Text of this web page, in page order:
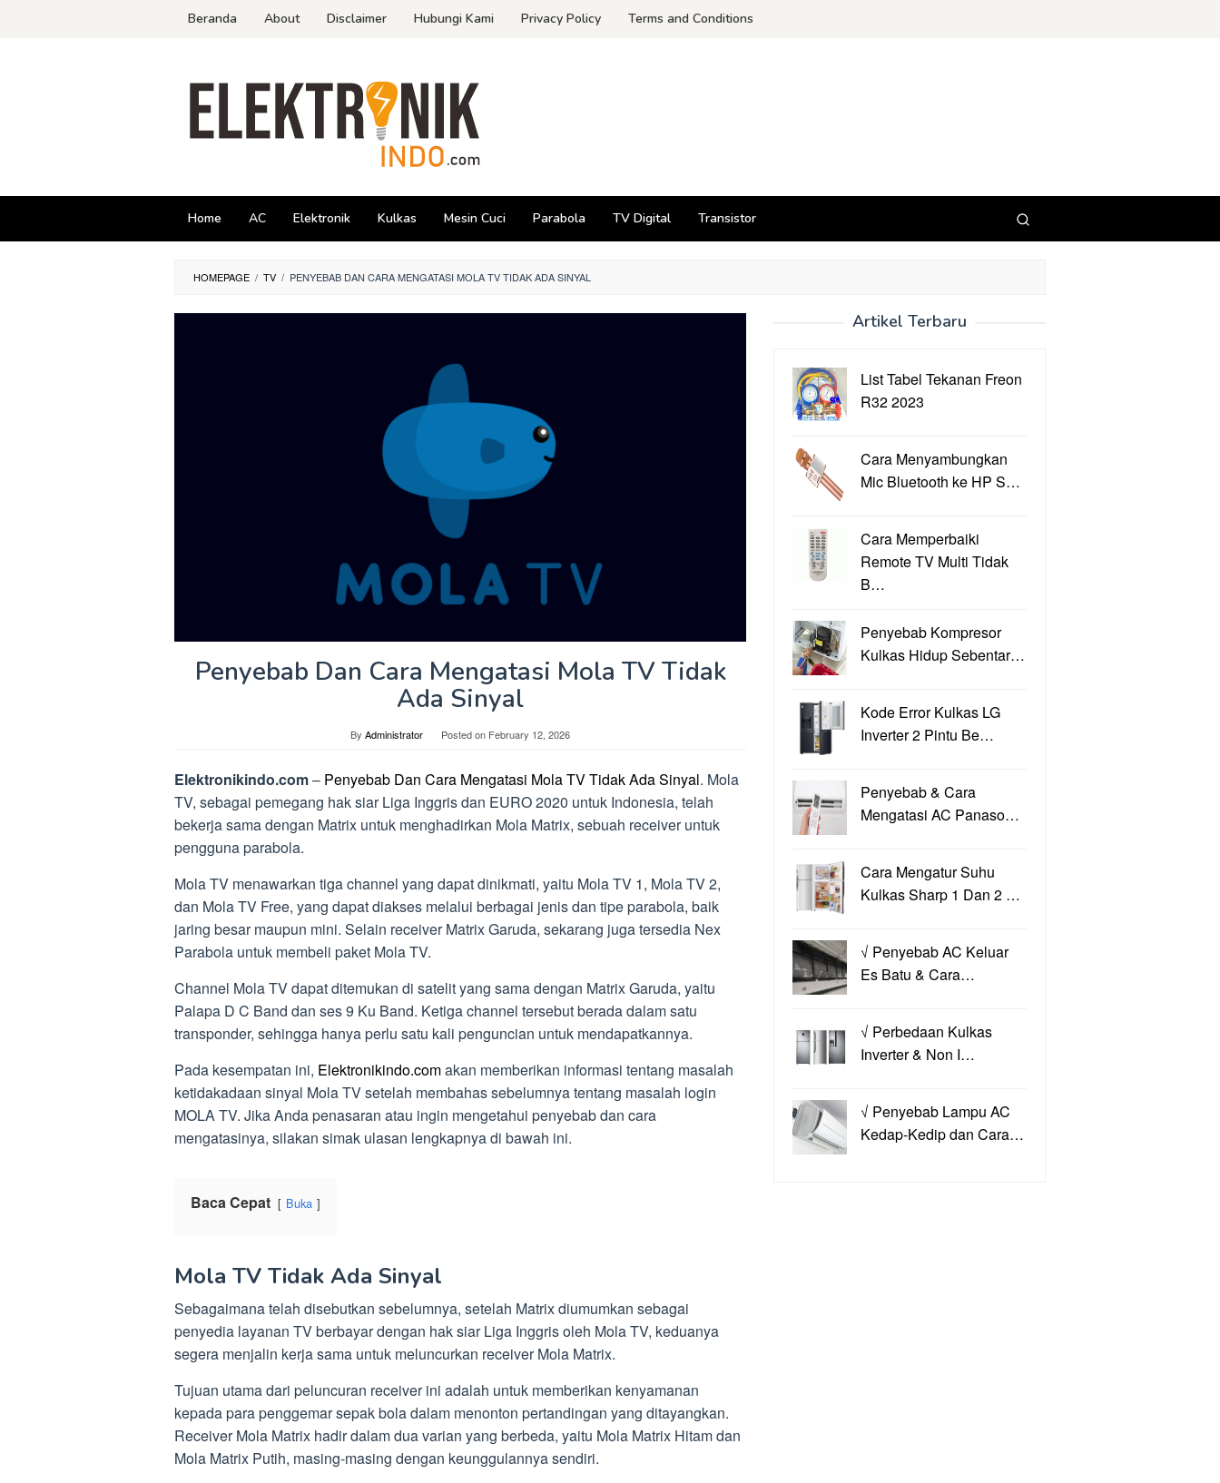
Beranda About Disclaimer Hubungi Kami Privacy Policy Terms and Conditions
Home AC Elektronik Kulkas Mesin Cuci Parabola TV Digital Transistor
HOMEPAGE / TV / PENYEBAB DAN CARA MENGATASI MOLA TV TIDAK ADA SINYAL
Penyebab Dan Cara Mengatasi Mola TV Tidak
Ada Sinyal
By Administrator Posted on February 12, 2026
Elektronikindo.com– Penyebab Dan Cara Mengatasi Mola TV Tidak Ada Sinyal. Mola
TV, sebagai pemegang hak siar Liga Inggris dan EURO 2020 untuk Indonesia, telah
bekerja sama dengan Matrix untuk menghadirkan Mola Matrix, sebuah receiver untuk
pengguna parabola.
Mola TV menawarkan tiga channel yang dapat dinikmati, yaitu Mola TV 1, Mola TV 2,
dan Mola TV Free, yang dapat diakses melalui berbagai jenis dan tipe parabola, baik
jaring besar maupun mini. Selain receiver Matrix Garuda, sekarang juga tersedia Nex
Parabola untuk membeli paket Mola TV.
Channel Mola TV dapat ditemukan di satelit yang sama dengan Matrix Garuda, yaitu
Palapa D C Band dan ses 9 Ku Band. Ketiga channel tersebut berada dalam satu
transponder, sehingga hanya perlu satu kali penguncian untuk mendapatkannya.
Pada kesempatan ini, Elektronikindo.comakan memberikan informasi tentang masalah
ketidakadaan sinyal Mola TV setelah membahas sebelumnya tentang masalah login
MOLA TV. Jika Anda penasaran atau ingin mengetahui penyebab dan cara
mengatasinya, silakan simak ulasan lengkapnya di bawah ini.
Baca Cepat Buka
Mola TV Tidak Ada Sinyal
Sebagaimana telah disebutkan sebelumnya, setelah Matrix diumumkan sebagai
penyedia layanan TV berbayar dengan hak siar Liga Inggris oleh Mola TV, keduanya
segera menjalin kerja sama untuk meluncurkan receiver Mola Matrix.
Tujuan utama dari peluncuran receiver ini adalah untuk memberikan kenyamanan
kepada para penggemar sepak bola dalam menonton pertandingan yang ditayangkan.
Receiver Mola Matrix hadir dalam dua varian yang berbeda, yaitu Mola Matrix Hitam dan
Mola Matrix Putih, masing-masing dengan keunggulannya sendiri.
Artikel Terbaru
List Tabel Tekanan Freon
R32 2023
Cara Menyambungkan
Mic Bluetooth ke HP S…
Cara Memperbaiki
Remote TV Multi Tidak
B…
Penyebab Kompresor
Kulkas Hidup Sebentar…
Kode Error Kulkas LG
Inverter 2 Pintu Be…
Penyebab & Cara
Mengatasi AC Panaso…
Cara Mengatur Suhu
Kulkas Sharp 1 Dan 2 …
√ Penyebab AC Keluar
Es Batu & Cara…
√ Perbedaan Kulkas
Inverter & Non I…
√ Penyebab Lampu AC
Kedap-Kedip dan Cara…